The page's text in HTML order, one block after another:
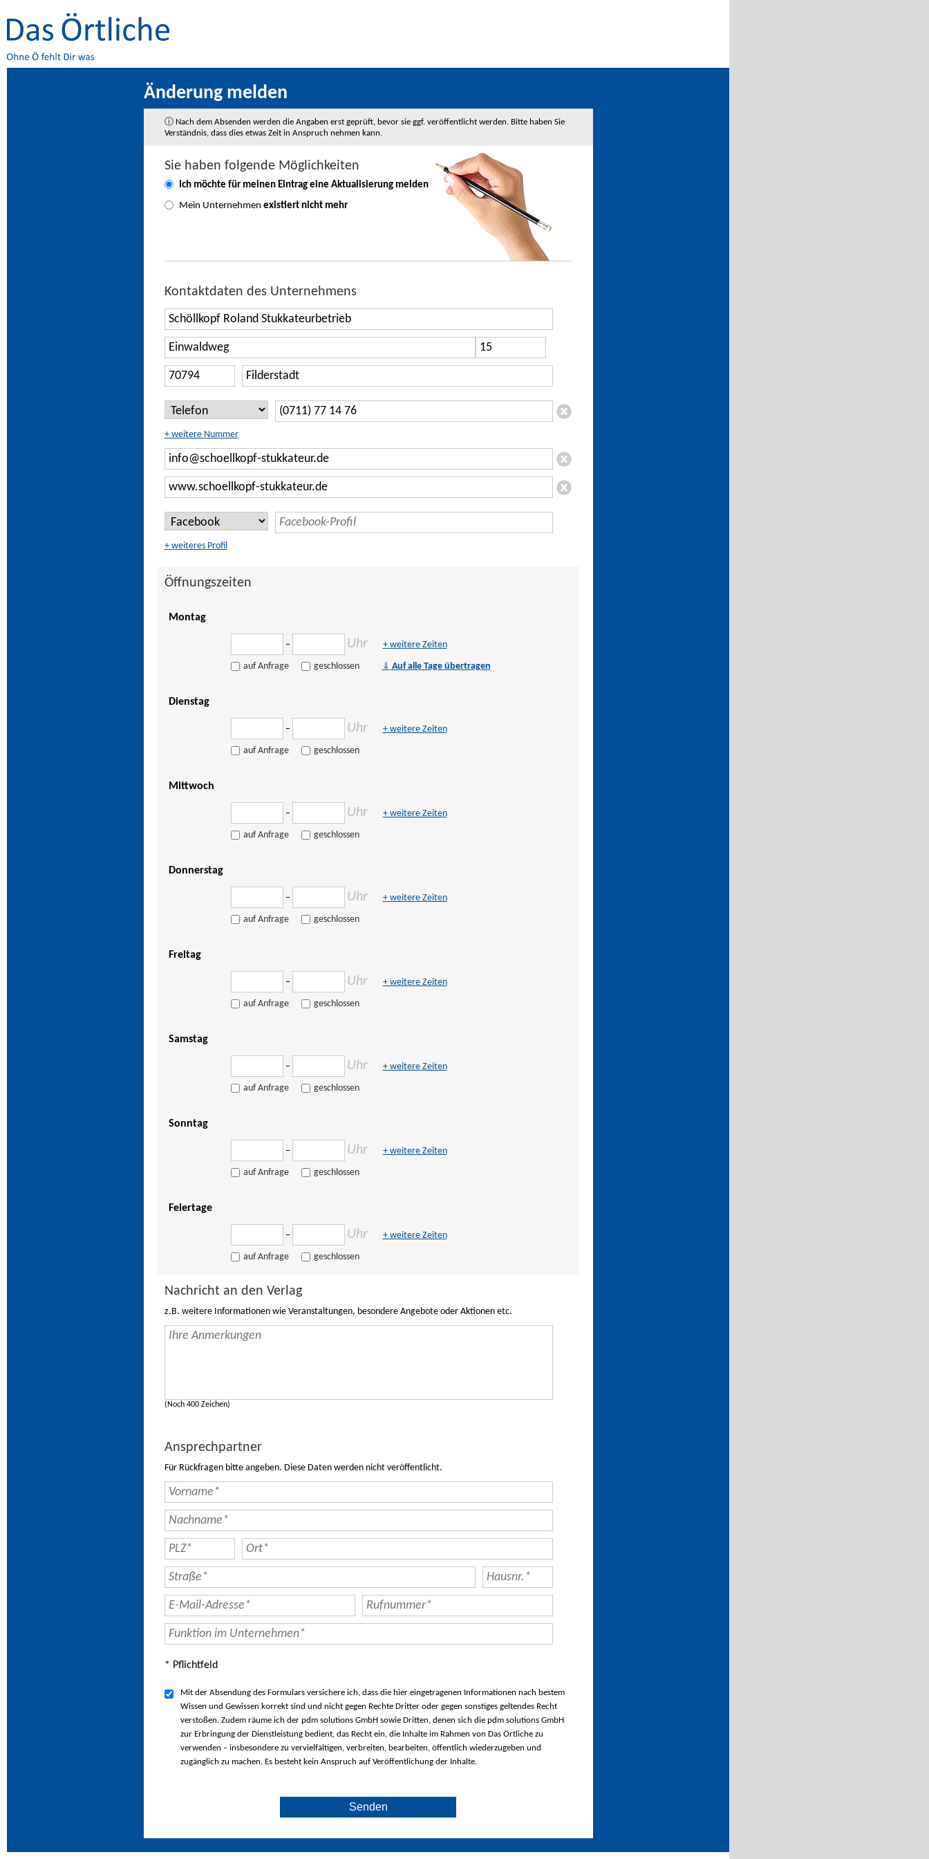
Änderung melden
ⓘ Nach dem Absenden werden die Angaben erst geprüft, bevor sie ggf. veröffentlicht werden. Bitte haben Sie
Verständnis, dass dies etwas Zeit in Anspruch nehmen kann.
Sie haben folgende Möglichkeiten
Ich möchte für meinen Eintrag eine Aktualisierungmelden
Mein Unternehmen existiert nicht mehr
Kontaktdaten des Unternehmens
+ weitere Nummer
+ weiteres Profil
Öffnungszeiten
Montag
– Uhr + weitere Zeiten
auf Anfrage geschlossen ⇓ Auf alle Tage übertragen
Dienstag
– Uhr + weitere Zeiten
auf Anfrage geschlossen
Mittwoch
– Uhr + weitere Zeiten
auf Anfrage geschlossen
Donnerstag
– Uhr + weitere Zeiten
auf Anfrage geschlossen
Freitag
– Uhr + weitere Zeiten
auf Anfrage geschlossen
Samstag
– Uhr + weitere Zeiten
auf Anfrage geschlossen
Sonntag
– Uhr + weitere Zeiten
auf Anfrage geschlossen
Feiertage
– Uhr + weitere Zeiten
auf Anfrage geschlossen
Nachricht an den Verlag
z.B. weitere Informationen wie Veranstaltungen, besondere Angebote oder Aktionen etc.
(Noch 400 Zeichen)
Ansprechpartner
Für Rückfragen bitte angeben. Diese Daten werden nicht veröffentlicht.
* Pflichtfeld
Mit der Absendung des Formulars versichere ich, dass die hier eingetragenen Informationen nach bestem
Wissen und Gewissen korrekt sind und nicht gegen Rechte Dritter oder gegen sonstiges geltendes Recht
verstoßen. Zudem räume ich der pdm solutions GmbH sowie Dritten, denen sich die pdm solutions GmbH
zur Erbringung der Dienstleistung bedient, das Recht ein, die Inhalte im Rahmen von Das Örtliche zu
verwenden – insbesondere zu vervielfältigen, verbreiten, bearbeiten, öffentlich wiederzugeben und
zugänglich zu machen. Es besteht kein Anspruch auf Veröffentlichung der Inhalte.
Senden